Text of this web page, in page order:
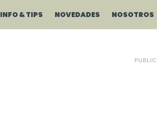
INFO & TIPS NOVEDADES NOSOTROS